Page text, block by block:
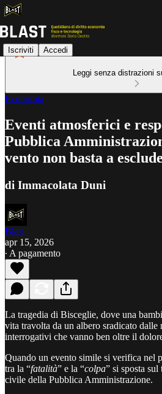
Iscriviti Accedi
Leggi senza distrazioni
Economia
Eventi atmosferici e
Pubblica
vento non basta a
di Immacolata Duni
Blast
apr 15, 2026
∙ A pagamento
La tragedia di Bisceglie, dove una
vita travolta da un albero sradicato
interrogativi che vanno ben oltre il
Quando un evento simile si verifica nel
tra la “fatalità” e la “colpa” si sposta
civile della Pubblica Amministrazione.